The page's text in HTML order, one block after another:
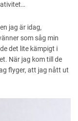
jag är idag,
som såg min
det lite kämpigt i
När jag kom till de
flyger, att jag nått ut